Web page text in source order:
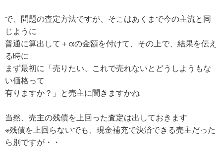
で、問題の査定方法ですが、そこはあくまで今の主流と同
じように
普通に算出して＋αの金額を付けて、その上で、結果を伝え
る時に
まず最初に「売りたい、これで売れないとどうしようもな
い価格って
有りますか？」と売主に聞きますかね
当然、売主の残債を上回った査定は出しておきます
※残債を上回らないでも、現金補充で決済できる売主だった
ら別ですが・・